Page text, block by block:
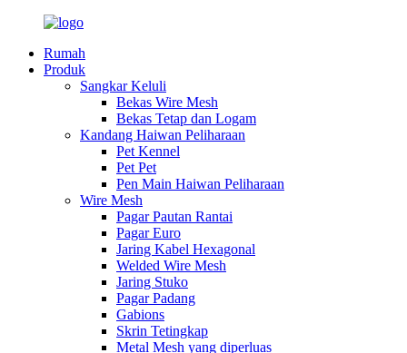
Rumah
Produk
Sangkar Keluli
Bekas Wire Mesh
Bekas Tetap dan Logam
Kandang Haiwan Peliharaan
Pet Kennel
Pet Pet
Pen Main Haiwan Peliharaan
Wire Mesh
Pagar Pautan Rantai
Pagar Euro
Jaring Kabel Hexagonal
Welded Wire Mesh
Jaring Stuko
Pagar Padang
Gabions
Skrin Tetingkap
Metal Mesh yang diperluas